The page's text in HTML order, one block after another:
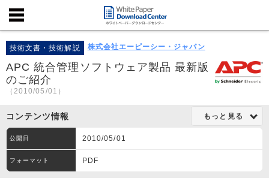
技術文書・技術解説 株式会社エーピーシー・ジャパン
APC 統合管理ソフトウェア製品 最新版
のご紹介
（2010/05/01）
コンテンツ情報 もっと見る
公開日 2010/05/01
フォーマット PDF